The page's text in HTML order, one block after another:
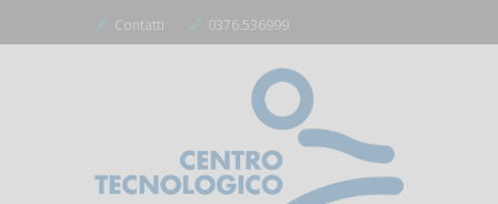
Contatti 0376.536999